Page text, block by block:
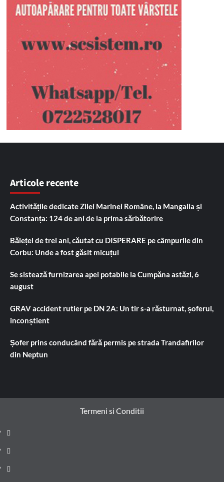
Articole recente
Activitățile dedicate Zilei Marinei Române, la Mangalia și
Constanța: 124 de ani de la prima sărbătorire
Băiețel de trei ani, căutat cu DISPERARE pe câmpurile din
Corbu: Unde a fost găsit micuțul
Se sistează furnizarea apei potabile la Cumpăna astăzi, 6
august
GRAV accident rutier pe DN 2A: Un tir s-a răsturnat, șoferul,
inconștient
Șofer prins conducând fără permis pe strada Trandafirilor
din Neptun
Termeni si Conditii
Prima
pagină
Știri
de
Administrație